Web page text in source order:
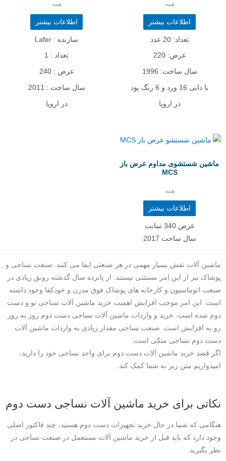
همه
اطلاعات بیشتر
تعداد: 20 عدد
عرض: 220
سال ساخت: 1996
با دابی 16 ورد و 6 رنگ پود
در اروپا
همه
اطلاعات بیشتر
سازنده : Lafer
تعداد : 1
عرض : 240
سال ساخت : 2011
در اروپا
ماشین شستشوی مداوم عرض باز
MCS
همه
اطلاعات بیشتر
عرض 340 سانت
سال ساخت 2017
ماشین آلات نقش بسیار مهمی در هر صنعتی ایفا می کنند. صنعت نساجی و
پوشاک نیز از این امر مستثنی نیستند. از پانزده سال گذشته رونق زیادی در
صنعت اتوماسیون و کارخانه های پوشاک فوق مدرن و خودکفا وجود داشته
است. این امر موجب افزایش اهمیت خرید ماشین آلات نساجی نو و دست
دوم شده است. خرید و واردات ماشین آلات نساجی دست دوم روز به روز
رو به افزایش است. صنعت نساجی مقدار زیادی به واردات ماشین آلات
دست دوم نساجی متکی است.
اگر قصد خرید ماشین آلات دست دوم برای واحد نساجی خود را دارید،
امیدواریم متن زیر به شما کمک کند.
نکاتی برای خرید ماشین آلات نساجی دست دوم
هنگامی که شما در حال خرید تجهیزات دست دوم هستید، چند فاکتور اصلی
وجود دارد که باید قبل از خرید ماشین آلات مستعمل در صنعت نساجی در
نظر بگیرید.